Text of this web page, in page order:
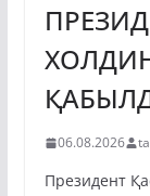
06.08.2026
Президент